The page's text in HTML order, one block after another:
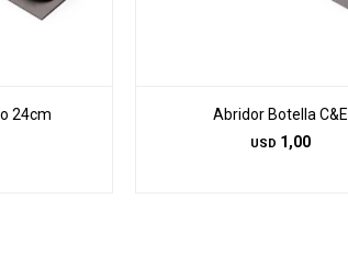
24cm Abridor Botella C&E
USD 1,00